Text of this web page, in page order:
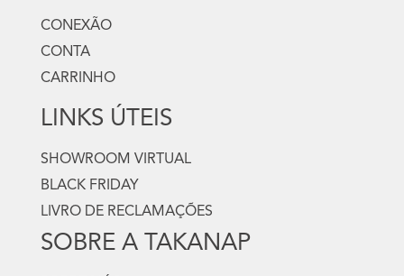
CONEXÃO
CONTA
CARRINHO
LINKS ÚTEIS
SHOWROOM VIRTUAL
BLACK FRIDAY
LIVRO DE RECLAMAÇÕES
SOBRE A TAKANAP